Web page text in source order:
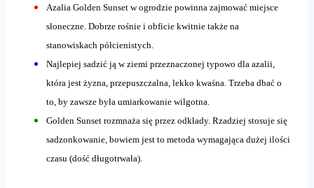
Azalia Golden Sunset w ogrodzie powinna zajmować miejsce
słoneczne. Dobrze rośnie i obficie kwitnie także na
stanowiskach półcienistych.
Najlepiej sadzić ją w ziemi przeznaczonej typowo dla azalii,
która jest żyzna, przepuszczalna, lekko kwaśna. Trzeba dbać o
to, by zawsze była umiarkowanie wilgotna.
Golden Sunset rozmnaża się przez odkłady. Rzadziej stosuje się
sadzonkowanie, bowiem jest to metoda wymagająca dużej ilości
czasu (dość długotrwała).